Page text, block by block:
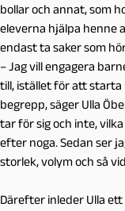
bollar och annat, som
eleverna hjälpa henne
endast ta saker som
– Jag vill engagera
till, istället för att starta
begrepp, säger Ulla
tar för sig och inte,
efter noga. Sedan ser
storlek, volym och så
Därefter inleder Ulla ett